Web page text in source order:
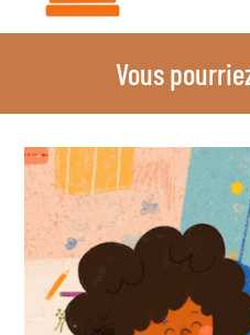
Vous